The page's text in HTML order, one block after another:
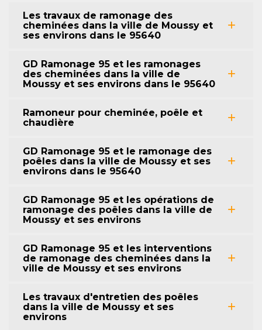
Les travaux de ramonage des
cheminées dans la ville de Moussy et
ses environs dans le 95640
GD Ramonage 95 et les ramonages
des cheminées dans la ville de
Moussy et ses environs dans le 95640
Ramoneur pour cheminée, poêle et
chaudière
GD Ramonage 95 et le ramonage des
poêles dans la ville de Moussy et ses
environs dans le 95640
GD Ramonage 95 et les opérations de
ramonage des poêles dans la ville de
Moussy et ses environs
GD Ramonage 95 et les interventions
de ramonage des cheminées dans la
ville de Moussy et ses environs
Les travaux d'entretien des poêles
dans la ville de Moussy et ses
environs